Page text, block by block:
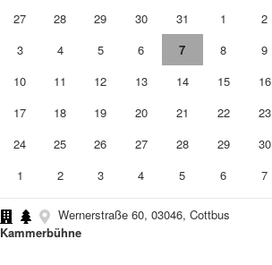
27
28 29 30 31 1
2
3
4 5 6 7 8
9
10
11 12 13 14 15
16
17
18 19 20 21 22
23
24
25 26 27 28 29
30
1
2 3 4 5 6 7
Wernerstraße 60, 03046, Cottbus
Kammerbühne